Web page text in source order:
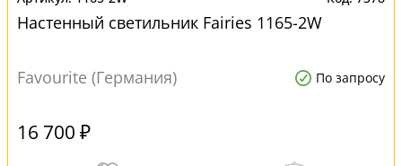
Настенный светильник Fairies 1165-2W
Favourite (Германия) По запросу
16 700 ₽